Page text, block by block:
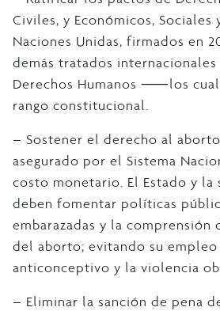
Civiles, y Económicos, Sociales
Naciones Unidas, firmados en
demás tratados
Derechos Humanos ⸺los
rango constitucional.
– Sostener el derecho al
asegurado por el Sistema
costo monetario. El Estado y la
deben fomentar políticas
embarazadas y la comprensión
del aborto; evitando su
anticonceptivo y la violencia
– Eliminar la sanción de pena